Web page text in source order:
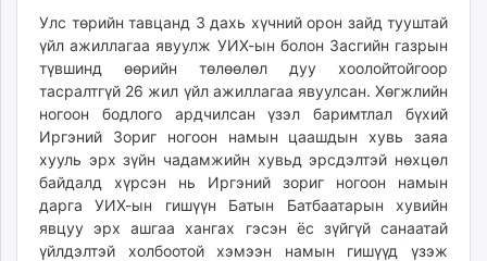
paparazzi.mn
unread.today
Улс төрийн тавцанд 3 дахь хүчний орон зайд тууштай
үйл ажиллагаа явуулж УИХ-ын болон Засгийн газрын
түвшинд өөрийн төлөөлөл дуу хоолойтойгоор
тасралтгүй 26 жил үйл ажиллагаа явуулсан. Хөгжлийн
ногоон бодлого ардчилсан үзэл баримтлал бүхий
Иргэний Зориг ногоон намын цаашдын хувь заяа
хууль эрх зүйн чадамжийн хувьд эрсдэлтэй нөхцөл
байдалд хүрсэн нь Иргэний зориг ногоон намын
дарга УИХ-ын гишүүн Батын Батбаатарын хувийн
явцуу эрх ашгаа хангах гэсэн ёс зүйгүй санаатай
үйлдэлтэй холбоотой хэмээн намын гишүүд үзэж